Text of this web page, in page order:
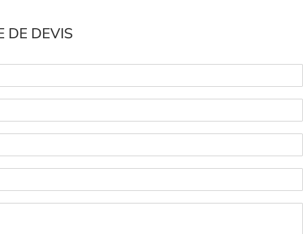
DE DEVIS